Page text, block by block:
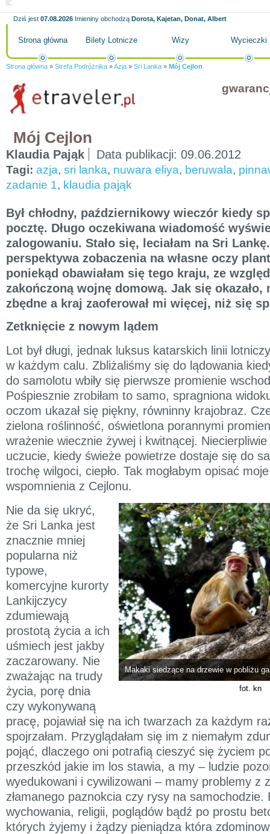
Dziś jest 07.08.2026 Imieniny obchodzą Dorota, Kajetan, Donat, Albert
Strona główna Bilety Lotnicze Wizy Wycieczki
Strona główna » Strefa Podróżnika »Azja » Sri Lanka » Mój Cejlon
Mój Cejlon
Klaudia Pająk Data publikacji: 09.06.2012
Tagi: azja, sri lanka, nuwara eliya, beruwala,
zadanie 1, klaudia pająk
Był chłodny, październikowy wieczór kiedy
pocztę. Długo oczekiwana wiadomość
zalogowaniu. Stało się, leciałam na Sri
perspektywa zobaczenia na własne oczy
poniekąd obawiałam się tego kraju, ze
zakończoną wojnę domową. Jak się okazało,
zbędne a kraj zaoferował mi więcej, niż się
Zetknięcie z nowym lądem
Lot był długi, jednak luksus katarskich linii
w każdym calu. Zbliżaliśmy się do lądowania
do samolotu wbiły się pierwsze promienie
Pośpiesznie zrobiłam to samo, spragniona
oczom ukazał się piękny, równinny krajobraz.
zielona roślinność, oświetlona porannymi
wrażenie wiecznie żywej i kwitnącej. Niecierpliwie
uczucie, kiedy świeże powietrze dostaje się do
trochę wilgoci, ciepło. Tak mogłabym opisać
wspomnienia z Cejlonu.
Makaki siedzące na drzewie w pobliżu
fot. kn
Nie da się ukryć,
że Sri Lanka jest
znacznie mniej
popularna niż
typowe,
komercyjne kurorty
Lankijczycy
zdumiewają
prostotą życia a ich
uśmiech jest jakby
zaczarowany. Nie
zważając na trudy
życia, porę dnia
czy wykonywaną
pracę, pojawiał się na ich twarzach za każdym
spojrzałam. Przyglądałam się im z niemałym
pojąć, dlaczego oni potrafią cieszyć się życiem
przeszkód jakie im los stawia, a my – ludzie
wyedukowani i cywilizowani – mamy problemy z
złamanego paznokcia czy rysy na
wychowania, religii, poglądów bądź po prostu
których żyjemy i żądzy pieniądza która